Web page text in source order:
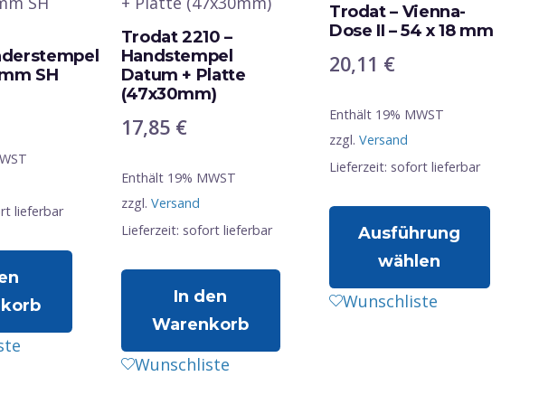
SH
lieferbar
Trodat 2210 –
Handstempel
Datum + Platte
(47x30mm)
17,85 €
Enthält 19% MWST
zzgl. Versand
Lieferzeit: sofort lieferbar
In den
Warenkorb
Wunschliste
Trodat – Vienna-
Dose II – 54 x 18 mm
20,11 €
Enthält 19% MWST
zzgl. Versand
Lieferzeit: sofort lieferbar
Ausführung
wählen
Dieses
Wunschliste